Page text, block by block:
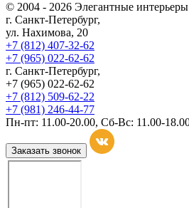
© 2004 - 2026 Элегантные
г. Санкт-Петербург,
ул. Нахимова, 20
+7 (812) 407-32-62
+7 (965) 022-62-62
г. Санкт-Петербург,
+7 (965) 022-62-62
+7 (812) 509-62-22
+7 (981) 246-44-77
Пн-пт: 11.00-20.00, Сб-Вс: 11.00-
Заказать звонок